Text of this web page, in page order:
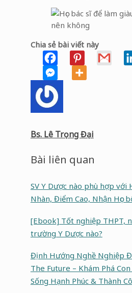
Chia sẻ bài viết này
Bs. Lê Trọng Đại
Bài liên quan
SV Y Dược nào phù hợp với
Nhàn, Điểm Cao, Nhận Học
[Ebook] Tốt nghiệp THPT,
trường Y Dược nào?
Định Hướng Nghề Nghiệp
The Future – Khám Phá
Sống Hạnh Phúc & Thành